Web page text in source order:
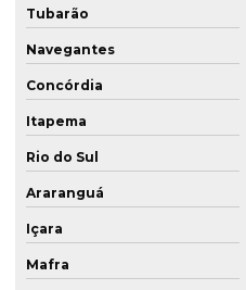
Tubarão
Navegantes
Concórdia
Itapema
Rio do Sul
Araranguá
Içara
Mafra